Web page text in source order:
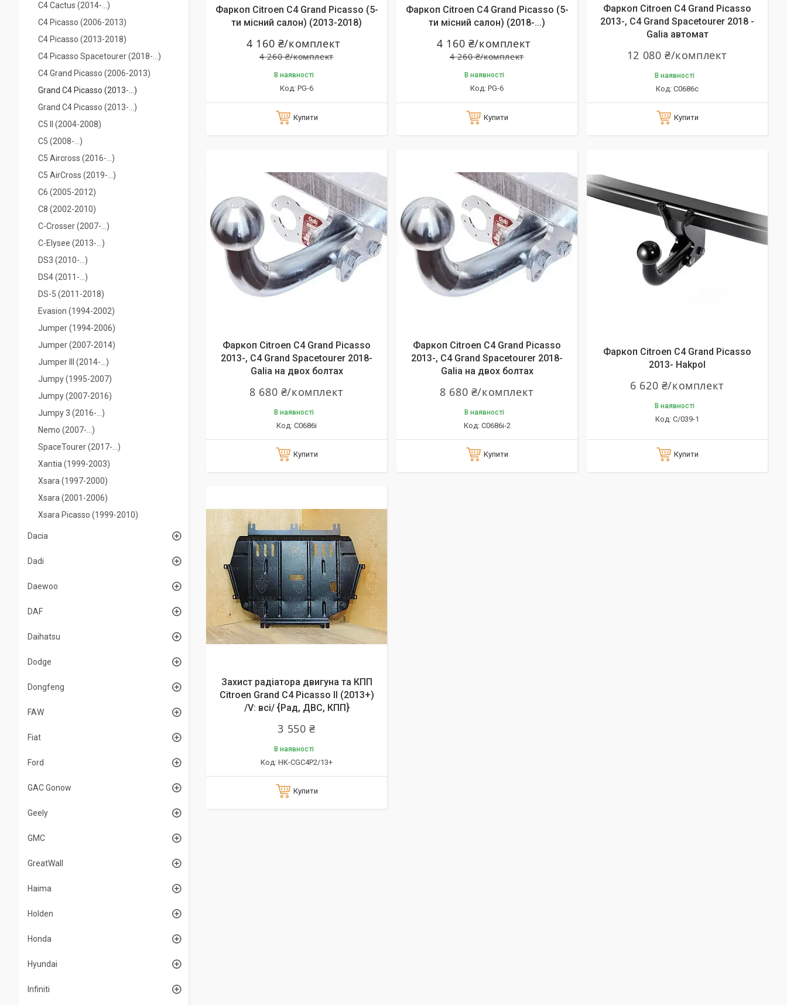
Фаркоп Citroen C4 Grand Picasso (5-
ти місний салон) (2013-2018)
4 260 ₴/комплект
4 160 ₴/комплект
В наявності
PG-6
Купити
Фаркоп Citroen C4 Grand Picasso (5-
ти місний салон) (2018-...)
4 260 ₴/комплект
4 160 ₴/комплект
В наявності
PG-6
Купити
Фаркоп Citroen C4 Grand Picasso
2013-, C4 Grand Spacetourer 2018 -
Galia автомат
12 080 ₴/комплект
В наявності
C0686c
Купити
Фаркоп Citroen C4 Grand Picasso
2013-, C4 Grand Spacetourer 2018-
Galia на двох болтах
8 680 ₴/комплект
В наявності
C0686i
Купити
Фаркоп Citroen C4 Grand Picasso
2013-, C4 Grand Spacetourer 2018-
Galia на двох болтах
8 680 ₴/комплект
В наявності
C0686i-2
Купити
Фаркоп Citroen C4 Grand Picasso
2013- Hakpol
6 620 ₴/комплект
В наявності
C/039-1
Купити
Захист радіатора двигуна та КПП
Citroen Grand C4 Picasso II (2013+)
/V: всі/ {Рад, ДВС, КПП}
3 550 ₴
В наявності
HK-CGC4P2/13+
Купити
С4 Cactus (2014-...)
C4 Picasso (2006-2013)
C4 Picasso (2013-2018)
C4 Picasso Spacetourer (2018-...)
C4 Grand Picasso (2006-2013)
Grand С4 Picasso (2013-...)
Grand С4 Picasso (2013-...)
C5 II (2004-2008)
С5 (2008-...)
C5 Aircross (2016-...)
C5 AirCross (2019-…)
C6 (2005-2012)
С8 (2002-2010)
С-Crosser (2007-...)
C-Elysee (2013-...)
DS3 (2010-...)
DS4 (2011-...)
DS-5 (2011-2018)
Evasion (1994-2002)
Jumper (1994-2006)
Jumper (2007-2014)
Jumper IIІ (2014-...)
Jumpy (1995-2007)
Jumpy (2007-2016)
Jumpy 3 (2016-...)
Nemo (2007-...)
SpaceTourer (2017-...)
Xantia (1999-2003)
Xsara (1997-2000)
Xsara (2001-2006)
Xsara Picasso (1999-2010)
Dacia
Dadi
Daewoo
DAF
Daihatsu
Dodge
Dongfeng
FAW
Fiat
Ford
GAC Gonow
Geely
GMC
GreatWall
Haima
Holden
Honda
Hyundai
Infiniti